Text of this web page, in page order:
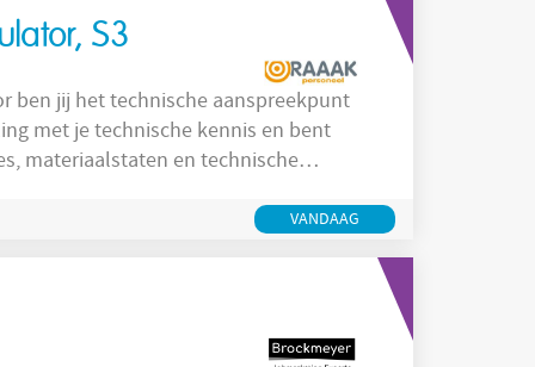
S3
met je technische kennis en bent
materiaalstaten en technische
Je werkzaamheden zijn onder
VANDAAG